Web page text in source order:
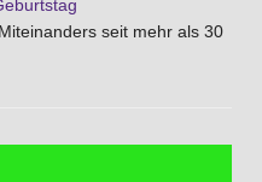
seit mehr als 30